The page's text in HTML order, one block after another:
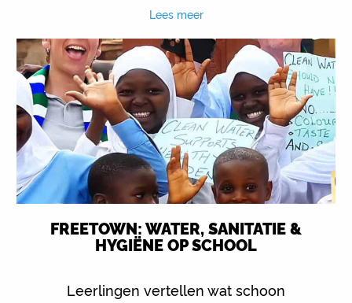
Lees meer
FREETOWN: WATER, SANITATIE &
HYGIËNE OP SCHOOL
Leerlingen vertellen wat schoon